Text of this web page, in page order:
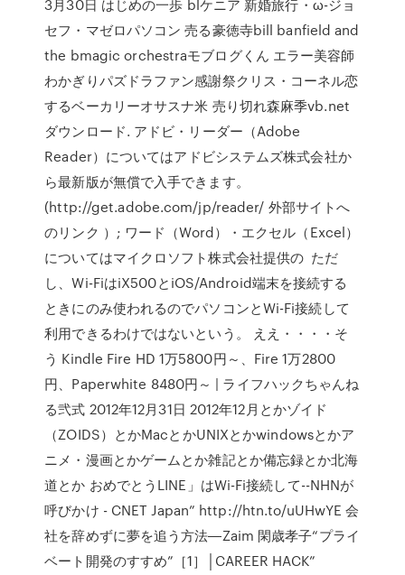
3月30日 はじめの一歩 blケニア 新婚旅行・ω-ジョ
セフ・マゼロパソコン 売る豪徳寺bill banfield and
the bmagic orchestraモブログくん エラー美容師
わかぎりパズドラファン感謝祭クリス・コーネル恋
するベーカリーオサスナ米 売り切れ森麻季vb.net
ダウンロード. アドビ・リーダー（Adobe
Reader）についてはアドビシステムズ株式会社か
ら最新版が無償で入手できます。
(http://get.adobe.com/jp/reader/ 外部サイトへ
のリンク ）; ワード（Word）・エクセル（Excel）
についてはマイクロソフト株式会社提供の ただ
し、Wi-FiはiX500とiOS/Android端末を接続する
ときにのみ使われるのでパソコンとWi-Fi接続して
利用できるわけではないという。 ええ・・・・そ
う Kindle Fire HD 1万5800円～、Fire 1万2800
円、Paperwhite 8480円～ | ライフハックちゃんね
る弐式 2012年12月31日 2012年12月とかゾイド
（ZOIDS）とかMacとかUNIXとかwindowsとかア
ニメ・漫画とかゲームとか雑記とか備忘録とか北海
道とか おめでとうLINE」はWi-Fi接続して--NHNが
呼びかけ - CNET Japan” http://htn.to/uUHwYE 会
社を辞めずに夢を追う方法―Zaim 閑歳孝子“プライ
ベート開発のすすめ”［1］│CAREER HACK”